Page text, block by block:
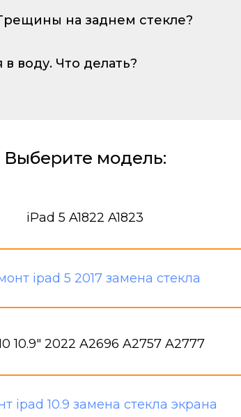
на заднем стекле?
воду. Что делать?
Выберите модель:
iPad 5 A1822 A1823
10.9" 2022 A2696 A2757 A2777